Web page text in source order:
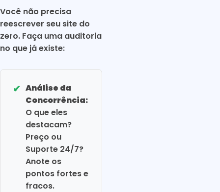
Você não precisa
reescrever seu site do
zero. Faça uma auditoria
no que já existe:
✔ Análise da
Concorrência:
O que eles
destacam?
Preço ou
Suporte 24/7?
Anote os
pontos fortes e
fracos.